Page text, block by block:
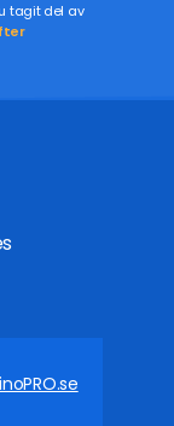
tagit del av